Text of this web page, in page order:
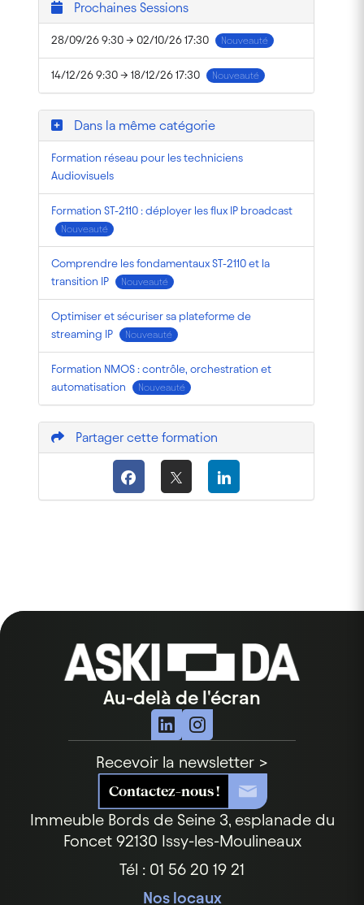
Prochaines Sessions
28/09/26 9:30 → 02/10/26 17:30 Nouveauté
14/12/26 9:30 → 18/12/26 17:30 Nouveauté
Dans la même catégorie
Formation réseau pour les techniciens
Audiovisuels
Formation ST-2110 : déployer les flux IP broadcast
Nouveauté
Comprendre les fondamentaux ST-2110 et la
transition IP
Nouveauté
Optimiser et sécuriser sa plateforme de
streaming IP
Nouveauté
Formation NMOS : contrôle, orchestration et
automatisation
Nouveauté
Partager cette formation
Au-delà de l'écran
Immeuble Bords de Seine3, esplanade du
Foncet92130 Issy-les-Moulineaux
Tél : 01 56 20 19 21
Nos locaux
Recevoir la newsletter >
Contactez-nous !